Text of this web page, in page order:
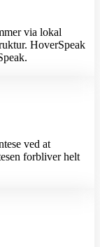
via lokal
HoverSpeak
ved at
forbliver helt